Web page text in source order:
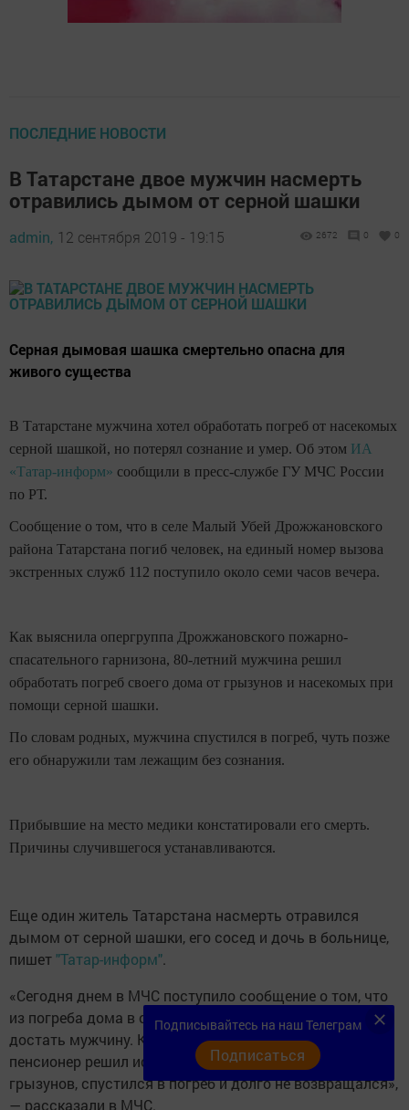
ПОСЛЕДНИЕ НОВОСТИ
В Татарстане двое мужчин насмерть
отравились дымом от серной шашки
admin, 12 сентября 2019 - 19:15 2672 0 0
Серная дымовая шашка смертельно опасна для
живого существа
В Татарстане мужчина хотел обработать погреб от насекомых
серной шашкой, но потерял сознание и умер. Об этом ИА
«Татар-информ» сообщили в пресс-службе ГУ МЧС России
по РТ.
Сообщение о том, что в селе Малый Убей Дрожжановского
района Татарстана погиб человек, на единый номер вызова
экстренных служб 112 поступило около семи часов вечера.
Как выяснила опергруппа Дрожжановского пожарно-
спасательного гарнизона, 80-летний мужчина решил
обработать погреб своего дома от грызунов и насекомых при
помощи серной шашки.
По словам родных, мужчина спустился в погреб, чуть позже
его обнаружили там лежащим без сознания.
Прибывшие на место медики констатировали его смерть.
Причины случившегося устанавливаются.
Еще один житель Татарстана насмерть отравился
дымом от серной шашки, его сосед и дочь в больнице,
пишет "Татар-информ".
«Сегодня днем в МЧС поступило сообщение о том, что
из погреба дома в селе Верхняя Мактама требуется
достать мужчину. Как выяснилось, 83-летний
пенсионер решил использовать серную шашку от
грызунов, спустился в погреб и долго не возвращался»,
— рассказали в МЧС.
Подписывайтесь на наш Телеграм
Подписаться